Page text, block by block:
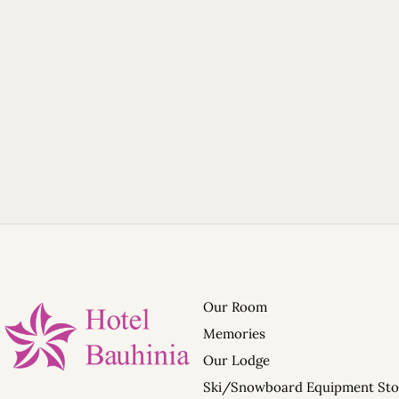
Our Room
Memories
Our Lodge
Ski/Snowboard Equipment
Our Rooms
WhatsApp Us
Transportation / Shuttle
Terms and Conditions of
PRIDER• 進階單板滑雪訓